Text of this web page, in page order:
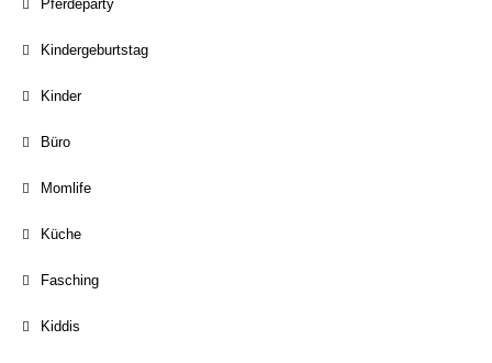
Pferdeparty
Kindergeburtstag
Kinder
Büro
Momlife
Küche
Fasching
Kiddis